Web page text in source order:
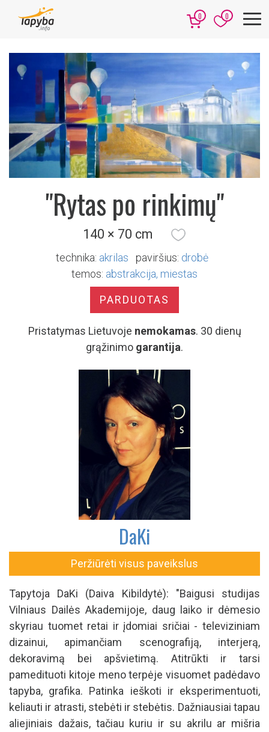
0 0
"Rytas po rinkimų"
140 × 70 cm
technika: akrilas paviršius: drobė
temos: abstrakcija miestas
PARDUOTAS
Pristatymas Lietuvoje nemokamas. 30 dienų
grąžinimo garantija.
DaKi
Peržiūrėti visus paveikslus
Tapytoja DaKi (Daiva Kibildytė): "Baigusi studijas
Vilniaus Dailės Akademijoje, daug laiko ir dėmesio
skyriau tuomet retai ir įdomiai sričiai - televiziniam
dizainui, apimančiam scenografiją, interjerą,
dekoravimą bei apšvietimą. Atitrūkti ir tarsi
pamedituoti kitoje meno terpėje visuomet padėdavo
tapyba, grafika. Patinka ieškoti ir eksperimentuoti,
keliauti ir atrasti, stebėti ir stebėtis. Dažniausiai tapau
aliejiniais dažais, tačiau kuriu ir su akrilu ar mišria